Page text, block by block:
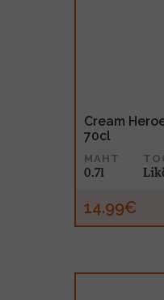
Cream
70cl
MAHT
0.7l
14.99€